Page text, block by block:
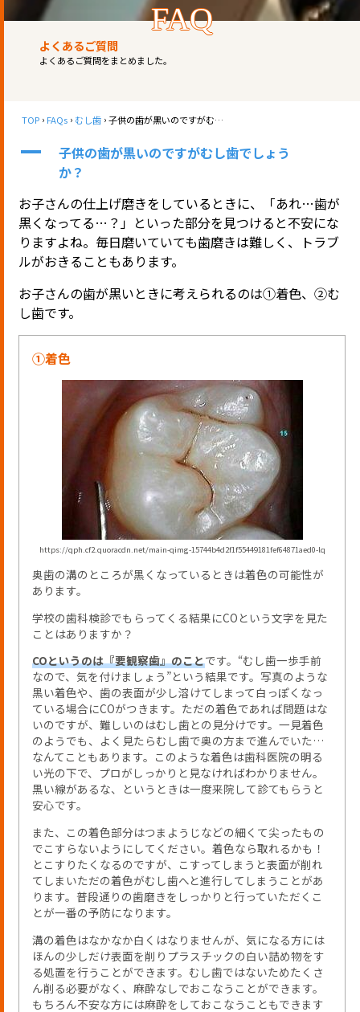
FAQ
よくあるご質問
よくあるご質問をまとめました。
TOP FAQs むし歯 子供の歯が黒いのですがむし歯でしょうか？
A
子供の歯が黒いのですがむし歯でしょう
か？
お子さんの仕上げ磨きをしているときに、「あれ…歯が
黒くなってる…？」といった部分を見つけると不安にな
りますよね。毎日磨いていても歯磨きは難しく、トラブ
ルがおきることもあります。
お子さんの歯が黒いときに考えられるのは①着色、②む
し歯です。
①着色
https://qph.cf2.quoracdn.net/main-qimg-15744b4d2f1f55449181fef64871aed0-lq
奥歯の溝のところが黒くなっているときは着色の可能性が
あります。
学校の歯科検診でもらってくる結果にCOという文字を見た
ことはありますか？
COというのは『要観察歯』のことです。“むし歯一歩手前
なので、気を付けましょう”という結果です。写真のような
黒い着色や、歯の表面が少し溶けてしまって白っぽくなっ
ている場合にCOがつきます。ただの着色であれば問題はな
いのですが、難しいのはむし歯との見分けです。一見着色
のようでも、よく見たらむし歯で奥の方まで進んでいた…
なんてこともあります。このような着色は歯科医院の明る
い光の下で、プロがしっかりと見なければわかりません。
黒い線があるな、というときは一度来院して診てもらうと
安心です。
また、この着色部分はつまようじなどの細くて尖ったもの
でこすらないようにしてください。着色なら取れるかも！
とこすりたくなるのですが、こすってしまうと表面が削れ
てしまいただの着色がむし歯へと進行してしまうことがあ
ります。普段通りの歯磨きをしっかりと行っていただくこ
とが一番の予防になります。
溝の着色はなかなか白くはなりませんが、気になる方には
ほんの少しだけ表面を削りプラスチックの白い詰め物をす
る処置を行うことができます。むし歯ではないためたくさ
ん削る必要がなく、麻酔なしでおこなうことができます。
もちろん不安な方には麻酔をしておこなうこともできます